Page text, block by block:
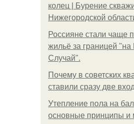
колец | Бурение
Нижегородской
Россияне стали чаще
жильё за границей "на
Случай".
Почему в советских
ставили сразу две
Утепление пола на
основные принципы и